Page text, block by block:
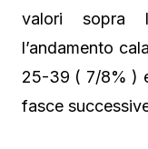
valori sopra
l’andamento
25-39 ( 7/8% )
fasce